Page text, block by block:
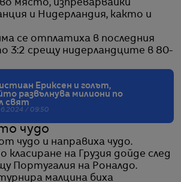
място, изпреварвайки
и Нидерландия, както и
се отплатиха в последния
3:2 срещу нидерландците в 80-
Ериксен и голът,
развълнува милиони по
свят
/ 09:50
чудо
чудо и направиха чудо.
на Грузия дойде след
Португалия на Роналдо.
малцина биха